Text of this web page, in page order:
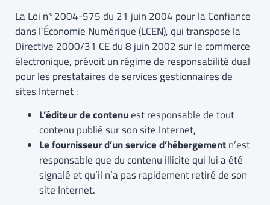
La Loi n°2004-575 du 21 juin 2004 pour la Confiance
dans l’Économie Numérique (LCEN), qui transpose la
Directive 2000/31 CE du 8 juin 2002 sur le commerce
électronique, prévoit un régime de responsabilité dual
pour les prestataires de services gestionnaires de
sites Internet :
L’éditeur de contenuest responsable de tout
contenu publié sur son site Internet,
Le fournisseur d’un service d’hébergementn’est
responsable que du contenu illicite qui lui a été
signalé et qu’il n’a pas rapidement retiré de son
site Internet.